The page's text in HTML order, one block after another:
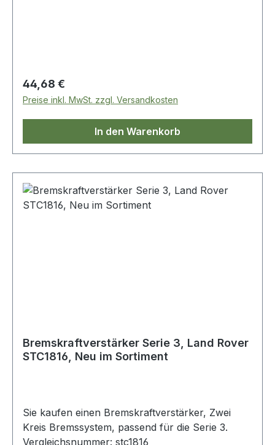
Regulärer Preis:
44,68 €
Preise inkl. MwSt. zzgl. Versandkosten
In den Warenkorb
Bremskraftverstärker Serie 3, Land Rover
STC1816, Neu im Sortiment
Sie kaufen einen Bremskraftverstärker, Zwei
Kreis Bremssystem, passend für die Serie 3.
Vergleichsnummer: stc1816